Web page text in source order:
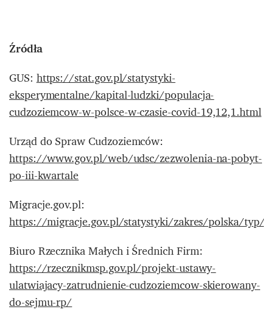
Źródła
GUS:https://stat.gov.pl/statystyki-
eksperymentalne/kapital-ludzki/populacja-
cudzoziemcow-w-polsce-w-czasie-covid-19,12,1.html
Urząd do Spraw Cudzoziemców:
https://www.gov.pl/web/udsc/zezwolenia-na-pobyt-
po-iii-kwartale
Migracje.gov.pl:
https://migracje.gov.pl/statystyki/zakres/polska/
Biuro Rzecznika Małych i Średnich Firm:
https://rzecznikmsp.gov.pl/projekt-ustawy-
ulatwiajacy-zatrudnienie-cudzoziemcow-skierowany-
do-sejmu-rp/